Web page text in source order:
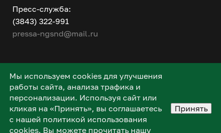
Пресс-служба:
(3843) 322-991
pressa-ngsnd@mail.ru
Мы используем cookies для улучшения
работы сайта, анализа трафика и
персонализации. Используя сайт или
кликая на «Принять», вы соглашаетесь
с нашей политикой использования
cookies. Вы можете прочитать нашу
Принять